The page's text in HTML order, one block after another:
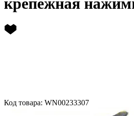
крепежная
Код товара: WN00233307